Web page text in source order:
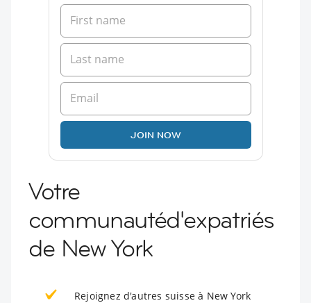
JOIN NOW
Votre
communautéd'expatriés
de New York
Rejoignez d'autres suisse à New York